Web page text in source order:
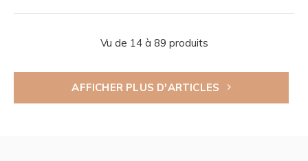
Vu de 14 à 89 produits
AFFICHER PLUS D'ARTICLES